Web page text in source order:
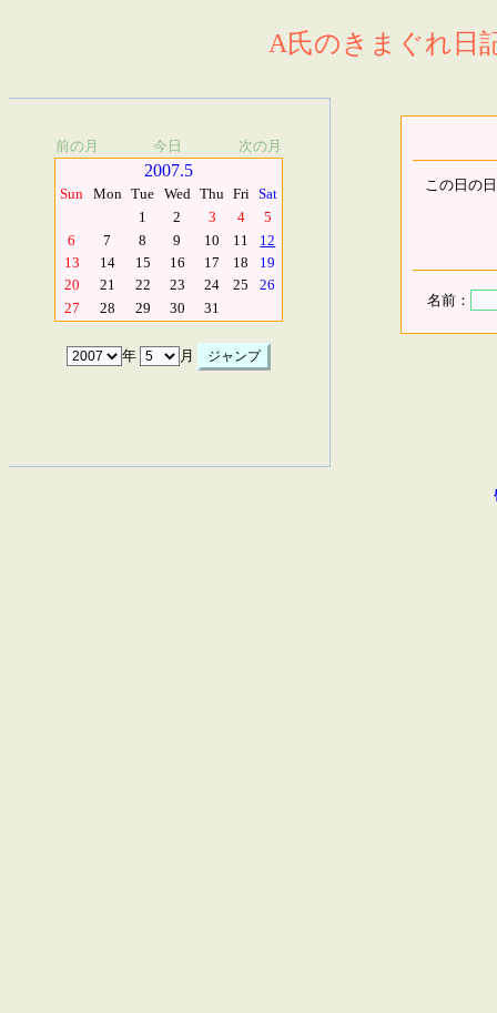
A氏のきまぐれ日
前の月 今日 次の月
2007.5
Sun Mon Tue Wed Thu Fri Sat
1
2 3 4
5
6
7 8 9 10 11
12
13
14 15 16 17 18
19
20
21 22 23 24 25
26
27
28 29 30 31
年 月
この日の
名前：